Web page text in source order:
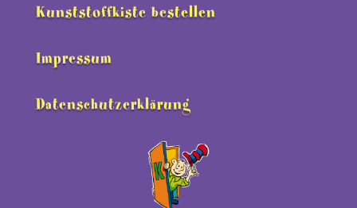
Kunststoffkiste bestellen
Impressum
Datenschutzerklärung